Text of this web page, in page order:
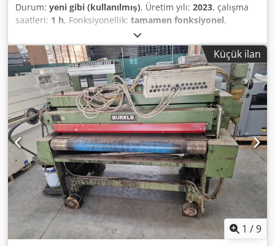
Durum: yeni gibi (kullanılmış), Üretim yılı: 2023, çalışma
saatleri: 1 h, Fonksiyonellik: tamamen fonksiyonel,
, çalışma aralığı:
garanti süresi:6 aylar, Rulo uygulama makinesi Üretici:
Cosma Tip: 400 RC Üretim yılı: 2023 (demo makinesi – hiç
üretimde kullanılmamıştır!) 6 ay ikinci el makine garantisi
dahil Yağ uygulaması için 2 rulolu uygulama makinesi
Cosma'nın rulo uygulama sistemi ile yağlar masif ahşap
zeminler (parke), kaplamalar, merdivenler, bahçe
malzemeleri, iskele kerestesi ve duvar dekorasyonları gibi
yüzeylere uygulanır. Dkedpfozgvlmsx Al Tjr Çalışma
genişliği: 400 mm Uygun iş parçaları için: Kalınlık: 10 - 50
mm Çalışma yüksekliği: 900 mm Donanımlar: - Dozaj
silindiri, 0,37 kW - Kauçuk kaplı uygulama silindiri, 0,37 kW,
25 Shore Elektrikli yükseklik ayarı ve mekanik yükseklik
göstergesi ile Kontrol paneli: İlerleme hızı, her rulo için
amper ve ruloların yükseklik ayarı
Küçük ilan
1 /9